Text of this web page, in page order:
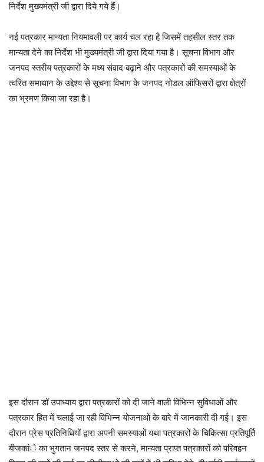
निर्देश मुख्यमंत्री जी द्वारा दिये गये हैं।
नई पत्रकार मान्यता नियमावली पर कार्य चल रहा है जिसमें तहसील स्तर तक
मान्यता देने का निर्देश भी मुख्यमंत्री जी द्वारा दिया गया है। सूचना विभाग और
जनपद स्तरीय पत्रकारों के मध्य संवाद बढ़ाने और पत्रकारों की समस्याओं के
त्वरित समाधान के उद्देश्य से सूचना विभाग के जनपद नोडल ऑफिसरों द्वारा क्षेत्रों
का भ्रमण किया जा रहा है।
इस दौरान डॉ उपाध्याय द्वारा पत्रकारों को दी जाने वाली विभिन्न सुविधाओं और
पत्रकार हित में चलाई जा रही विभिन्न योजनाओं के बारे में जानकारी दी गई। इस
दौरान प्रेस प्रतिनिधियों द्वारा अपनी समस्याओं यथा पत्रकारों के चिकित्सा प्रतिपूर्ति
बीजकांे का भुगतान जनपद स्तर से करने, मान्यता प्राप्त पत्रकारों को परिवहन